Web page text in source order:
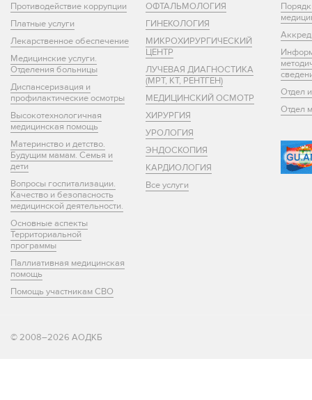
Противодействие коррупции
Платные услуги
Лекарственное обеспечение
Медицинские услуги.
Отделения больницы
Диспансеризация и
профилактические осмотры
Высокотехнологичная
медицинская помощь
Материнство и детство.
Будущим мамам. Семья и
дети
Вопросы госпитализации.
Качество и безопасность
медицинской деятельности.
Основные аспекты
Территориальной
программы
Паллиативная медицинская
помощь
Помощь участникам СВО
ОФТАЛЬМОЛОГИЯ
ГИНЕКОЛОГИЯ
МИКРОХИРУРГИЧЕСКИЙ
ЦЕНТР
ЛУЧЕВАЯ ДИАГНОСТИКА
(МРТ, КТ, РЕНТГЕН)
МЕДИЦИНСКИЙ ОСМОТР
ХИРУРГИЯ
УРОЛОГИЯ
ЭНДОСКОПИЯ
КАРДИОЛОГИЯ
Все услуги
Отдел
Отдел
© 2008–2026 АОДКБ